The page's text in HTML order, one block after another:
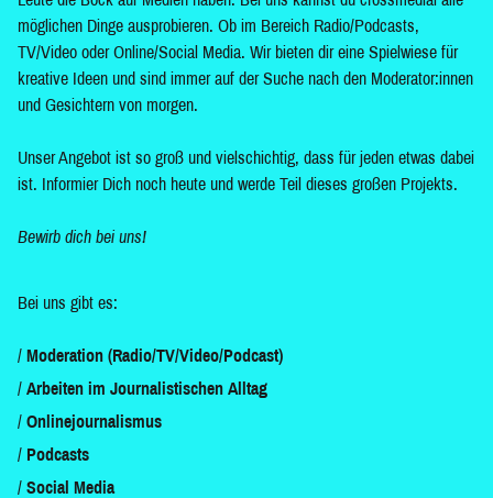
möglichen Dinge ausprobieren. Ob im Bereich Radio/Podcasts,
TV/Video oder Online/Social Media. Wir bieten dir eine Spielwiese für
kreative Ideen und sind immer auf der Suche nach den Moderator:innen
und Gesichtern von morgen.
Unser Angebot ist so groß und vielschichtig, dass für jeden etwas dabei
ist. Informier Dich noch heute und werde Teil dieses großen Projekts.
Bewirb dich bei uns!
Bei uns gibt es:
Moderation (Radio/TV/Video/Podcast)
Arbeiten im Journalistischen Alltag
Onlinejournalismus
Podcasts
Social Media